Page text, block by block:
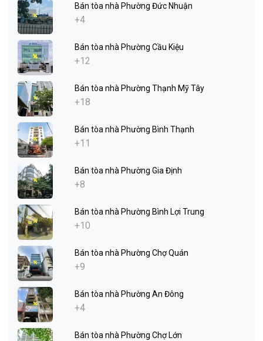
Bán tòa nhà Phường Đức Nhuận
+4
Bán tòa nhà Phường Cầu Kiệu
+12
Bán tòa nhà Phường Thạnh Mỹ Tây
+18
Bán tòa nhà Phường Bình Thạnh
+11
Bán tòa nhà Phường Gia Định
+8
Bán tòa nhà Phường Bình Lợi Trung
+10
Bán tòa nhà Phường Chợ Quán
+9
Bán tòa nhà Phường An Đông
+4
Bán tòa nhà Phường Chợ Lớn